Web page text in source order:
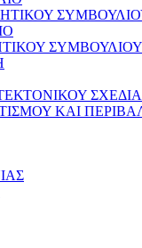
ΣΥΜΒΟΥΛΙΟΥ
ΚΑΙ